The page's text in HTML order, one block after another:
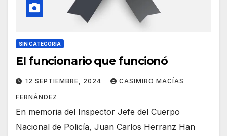
SIN CATEGORÍA
El funcionario que funcionó
12 SEPTIEMBRE, 2024 CASIMIRO MACÍAS
FERNÁNDEZ
En memoria del Inspector Jefe del Cuerpo
Nacional de Policía, Juan Carlos Herranz Han